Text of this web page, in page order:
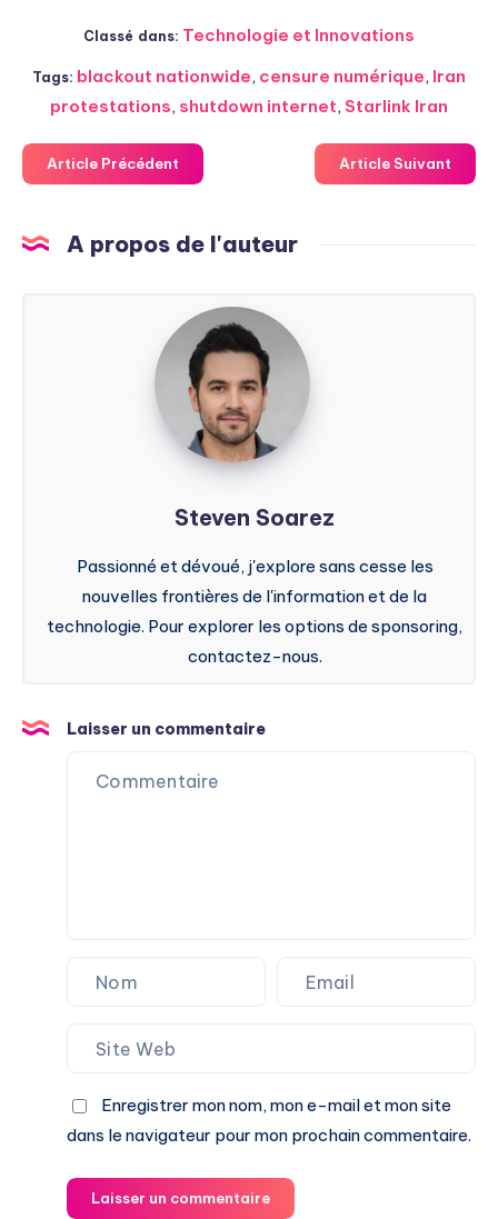
Classé dans: Technologie et Innovations
Tags: blackout nationwide, censure numérique, Iran
protestations, shutdown internet, Starlink Iran
Article Précédent Article Suivant
A propos de l'auteur
Steven
Soarez
Steven Soarez
Passionné et dévoué, j'explore sans cesse les
nouvelles frontières de l'information et de la
technologie. Pour explorer les options de sponsoring,
contactez-nous.
Laisser un commentaire
Enregistrer mon nom, mon e-mail et mon site
dans le navigateur pour mon prochain commentaire.
Laisser un commentaire